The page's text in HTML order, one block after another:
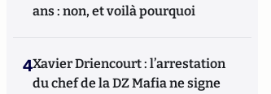
ans : non, et voilà pourquoi
4Xavier Driencourt : l’arrestation
du chef de la DZ Mafia ne signe